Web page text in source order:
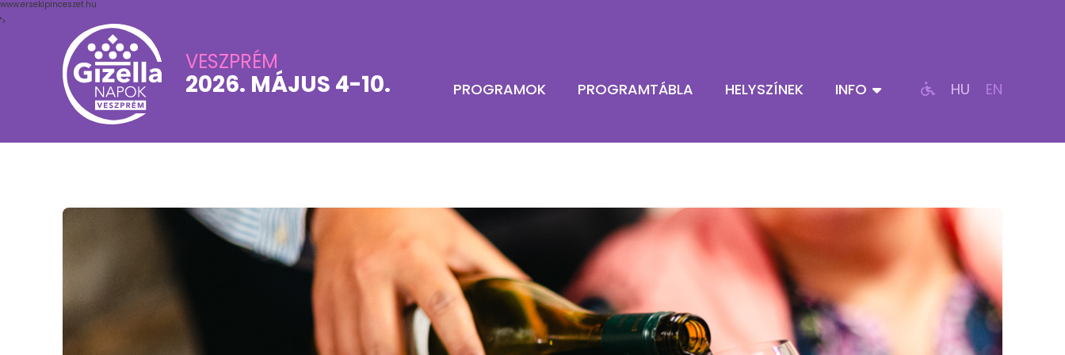
www.ersekipinceszet.hu
">
VESZPRÉM
2026. MÁJUS 4-10. PROGRAMOK PROGRAMTÁBLA HELYSZÍNEK INFO HU EN